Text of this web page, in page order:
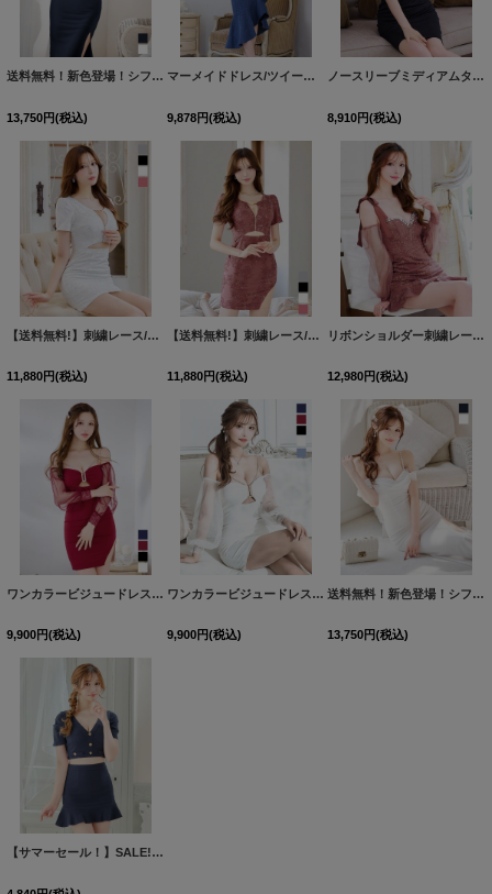
送料無料！新色登場！シフォンロングドレス/キャバドレス【XS-Mサイズ/3カラー】[OF03]【一部予約商品/9月上旬発送予定】
13,750円(税込)
マーメイドドレス/ツイード/フリル/スリット/谷間見せ/背中隠し/ベルト/ミディアムドレス/キャバドレス【S-Lサイズ/1カラー】[OF03] 【IM】
9,878円(税込)
ノースリーブミディアムタイトドレス/ジップアップ/ワッフル/チェーン/スクエアネック /谷間見せ/背中隠し/ミディアム丈/キャバドレス【XS-Lサイズ/5カラー】[OF03]【IM】
8,910円(税込)
【送料無料!】刺繍レース/花柄/フロントジップ/ウエストカット/チェーン/半袖/タイト/シアースリット/ミニドレス/キャバドレス【XS-XLサイズ/4カラー】[OF03] 【YN】dzwg
11,880円(税込)
【送料無料!】刺繍レース/花柄/フロントジップ/ウエストカット/チェーン/半袖/タイト/シアースリット/ミニドレス/キャバドレス【XS-XLサイズ/4カラー】[OF03] 【YN】dzwg
11,880円(税込)
リボンショルダー刺繍レースマーメイドドレス/キャバドレス【XS-Lサイズ/1カラー】[OF01] 【SB】dzjo
12,980円(税込)
ワンカラービジュードレス/チュール袖/シアー/スリット/透け/谷間見せ/背中隠し/ミニドレス/キャバドレス【XS-XLサイズ/5カラー】[OF03] 【YN】dzw
9,900円(税込)
ワンカラービジュードレス/チュール袖/シアー/スリット/透け/谷間見せ/背中隠し/ミニドレス/キャバドレス【XS-XLサイズ/5カラー】[OF03] 【YN】dzw
9,900円(税込)
送料無料！新色登場！シフォンロングドレス/キャバドレス【XS-Mサイズ/3カラー】[OF03]【一部予約商品/9月上旬発送予定】
13,750円(税込)
【サマーセール！】SALE!パフスリーブワッフルドレス/マーメイド/セットアップ/2ピース/谷間見せ/ミニドレス/キャバドレス【XS-Mサイズ/1カラー】[OF03] 【YN】dzw